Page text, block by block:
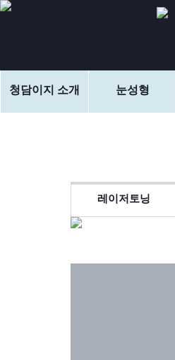
청담이지 소개 눈성형
레이저토닝